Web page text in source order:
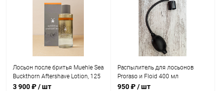
Лосьон после бритья Muehle Sea
Buckthorn Aftershave Lotion, 125
мл
3 900 ₽/ шт
Распылитель для лосьонов
Proraso и Floid 400 мл
950 ₽/ шт